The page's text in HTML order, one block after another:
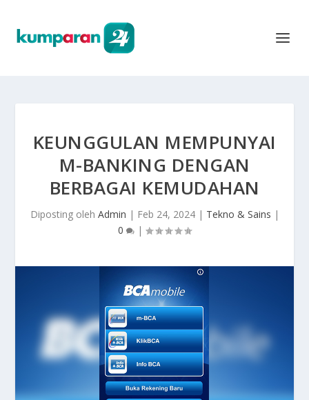
KEUNGGULAN MEMPUNYAI
M-BANKING DENGAN
BERBAGAI KEMUDAHAN
Diposting oleh Admin | Feb 24, 2024| Tekno & Sains |
0
|